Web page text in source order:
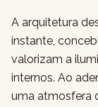
A arquitetura
instante,
valorizam a
internos. Ao
uma atmosfera